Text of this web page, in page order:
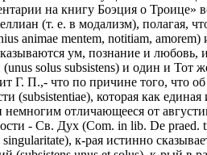
на книгу Боэция о Троице»
(т. е. в модализм),
animae mentem, notitiam,
ум, познание и
solus subsistens) и один и
Г. П.,- что по причине того, что
(subsistentiae), которая как
отличающееся от
- Св. Дух (Com. in lib. De
к-рая истинно